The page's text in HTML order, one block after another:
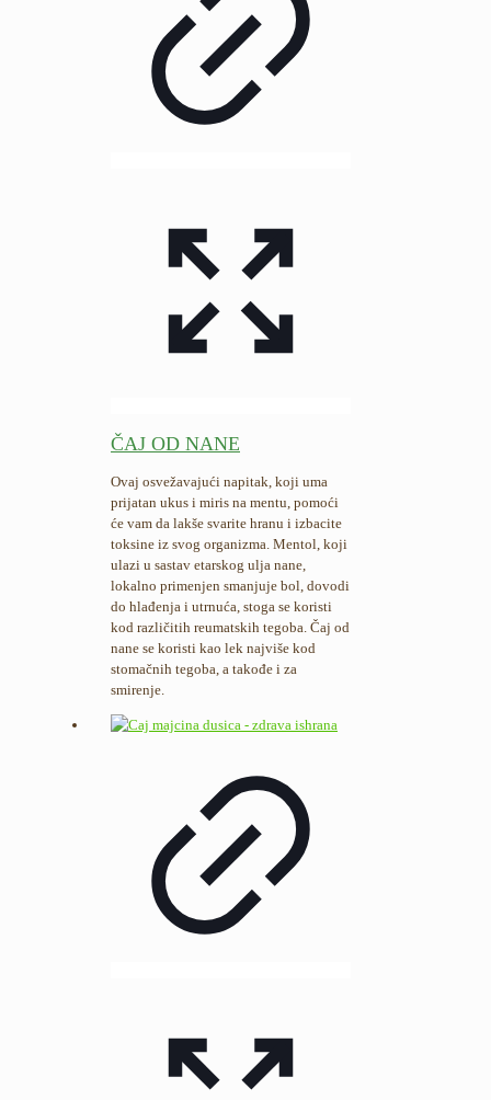
ČAJ OD NANE
Ovaj osvežavajući napitak, koji uma
prijatan ukus i miris na mentu, pomoći
će vam da lakše svarite hranu i izbacite
toksine iz svog organizma. Mentol, koji
ulazi u sastav etarskog ulja nane,
lokalno primenjen smanjuje bol, dovodi
do hlađenja i utrnuća, stoga se koristi
kod različitih reumatskih tegoba. Čaj od
nane se koristi kao lek najviše kod
stomačnih tegoba, a takođe i za
smirenje.